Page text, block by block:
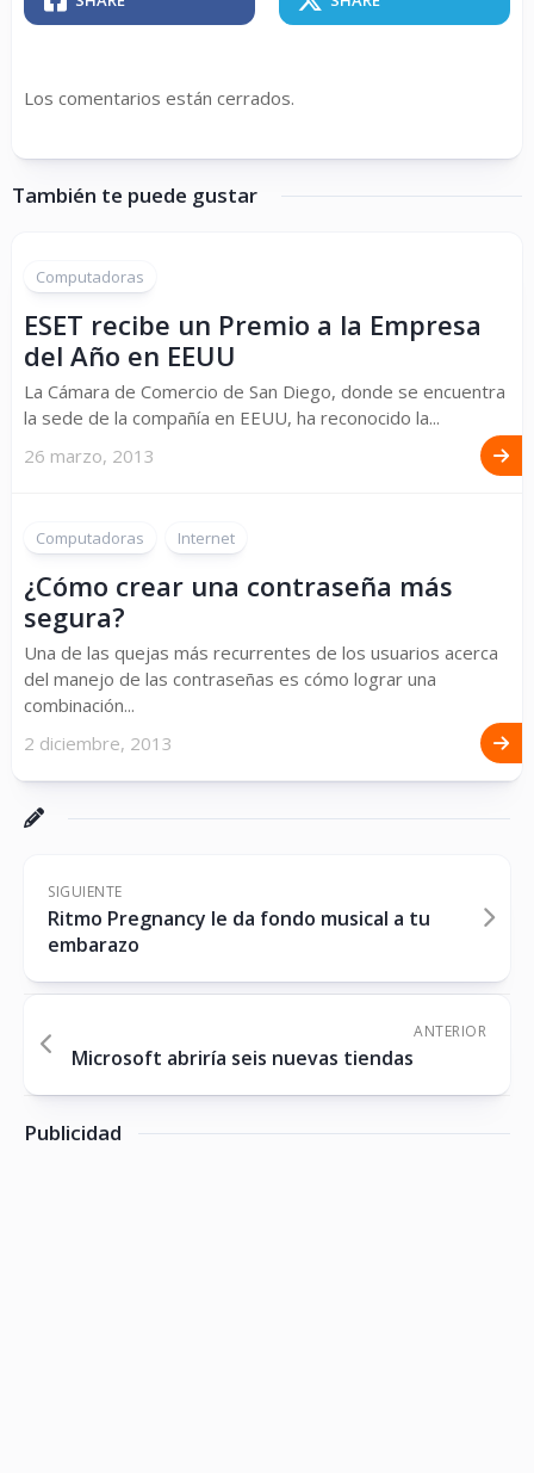
Los comentarios están cerrados.
También te puede gustar
Computadoras
ESET recibe un Premio a la Empresa
del Año en EEUU
La Cámara de Comercio de San Diego, donde se encuentra
la sede de la compañía en EEUU, ha reconocido la...
26 marzo, 2013
Computadoras Internet
¿Cómo crear una contraseña más
segura?
Una de las quejas más recurrentes de los usuarios acerca
del manejo de las contraseñas es cómo lograr una
combinación...
2 diciembre, 2013
SIGUIENTE
Ritmo Pregnancy le da fondo musical a tu
embarazo
ANTERIOR
Microsoft abriría seis nuevas tiendas
Publicidad